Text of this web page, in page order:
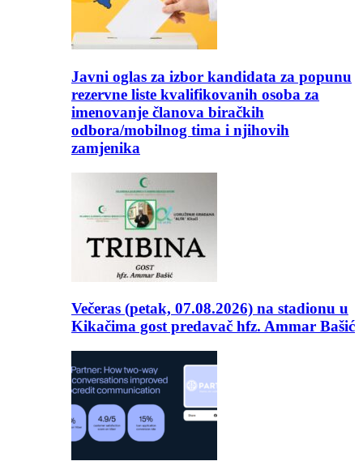
Javni oglas za izbor kandidata za popunu
rezervne liste kvalifikovanih osoba za
imenovanje članova biračkih
odbora/mobilnog tima i njihovih
zamjenika
Večeras (petak, 07.08.2026) na stadionu u
Kikačima gost predavač hfz. Ammar Bašić